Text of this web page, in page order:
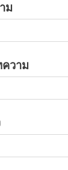
ม
วาม